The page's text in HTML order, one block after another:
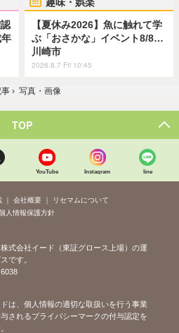
【夏休み2026】魚に触れて学
ぶ「おさかな」イベント8/8…
川崎市
2026.8.7 Fri 10:45
事 › 写真・画像
TOP
YouTube Instagram line
会社概要
リセマムについて
人情報保護方針
式会社イード（東証グロース上場）の運
です。
は、個人情報の適切な取扱いを行う事業
されるプライバシーマークの付与認定を